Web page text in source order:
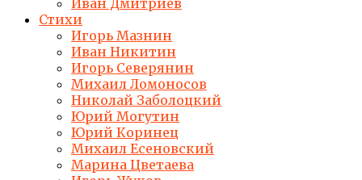
Иван Дмитриев
Стихи
Игорь Мазнин
Иван Никитин
Игорь Северянин
Михаил Ломоносов
Николай Заболоцкий
Юрий Могутин
Юрий Коринец
Михаил Есеновский
Марина Цветаева